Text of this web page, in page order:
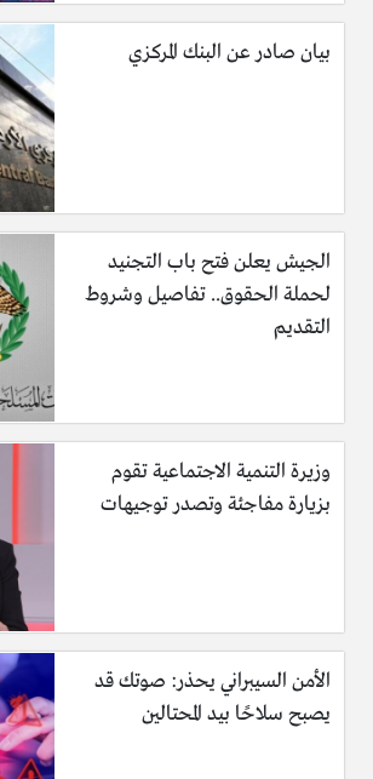
بيان صادر عن البنك المركزي
الجيش يعلن فتح باب التجنيد
لحملة الحقوق.. تفاصيل وشروط
التقديم
وزيرة التنمية الاجتماعية تقوم
بزيارة مفاجئة وتصدر توجيهات
الأمن السيبراني يحذر: صوتك قد
يصبح سلاحًا بيد المحتالين